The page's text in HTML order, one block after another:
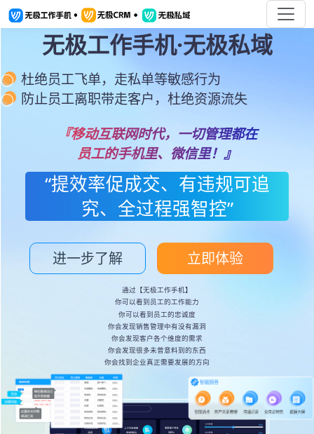
无极工作手机·无极私域
杜绝员工飞单，走私单等敏感行为
防止员工离职带走客户，杜绝资源流失
『移动互联网时代，一切管理都在
员工的手机里、微信里！』
“提效率促成交、有违规可追
究、全过程强智控”
进一步了解 立即体验
通过【无极工作手机】
你可以看到员工的工作能力
你可以看到员工的忠诚度
你会发现销售管理中有没有漏洞
你会发现客户各个维度的需求
你会发现很多未曾意料到的东西
你会找到企业真正需要发展的方向